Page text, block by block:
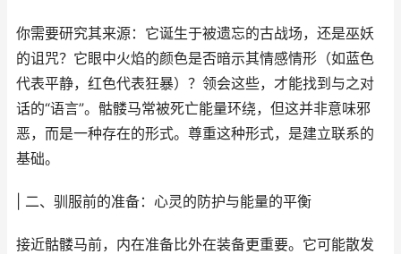
你需要研究其来源：它诞生于被遗忘的古战场，还是巫妖
的诅咒？它眼中火焰的颜色是否暗示其情感情形（如蓝色
代表平静，红色代表狂暴）？领会这些，才能找到与之对
话的“语言”。骷髅马常被死亡能量环绕，但这并非意味邪
恶，而是一种存在的形式。尊重这种形式，是建立联系的
基础。
| 二、驯服前的准备：心灵的防护与能量的平衡
接近骷髅马前，内在准备比外在装备更重要。它可能散发